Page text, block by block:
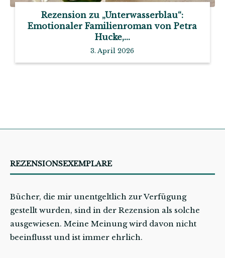
Rezension zu „Unterwasserblau“:
Emotionaler Familienroman von Petra
Hucke,...
3. April 2026
REZENSIONSEXEMPLARE
Bücher, die mir unentgeltlich zur Verfügung
gestellt wurden, sind in der Rezension als solche
ausgewiesen. Meine Meinung wird davon nicht
beeinflusst und ist immer ehrlich.